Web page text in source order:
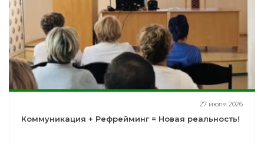
27 июля 2026
Коммуникация + Рефрейминг = Новая реальность!